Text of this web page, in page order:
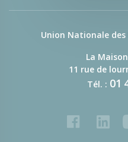
Union Nationale
La
11 rue de
Tél. : 01
Facebook